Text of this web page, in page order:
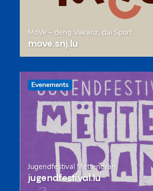
MoVe – deng Vakanz, däi Sport
move.snj.lu
Evenements
Jugendfestival Mëttendran
jugendfestival.lu